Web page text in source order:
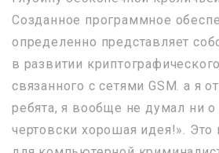
Созданное программное
определенно представляет
в развитии
связанного с сетями GSM. а я
ребята, я вообще не думал ни о
чертовски хорошая идея!». Это